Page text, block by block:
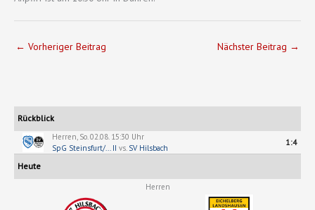
← Vorheriger Beitrag Nächster Beitrag →
Rückblick
Herren, So. 02.08. 15:30 Uhr
SpG Steinsfurt/... II vs. SV Hilsbach
1:4
Heute
Herren